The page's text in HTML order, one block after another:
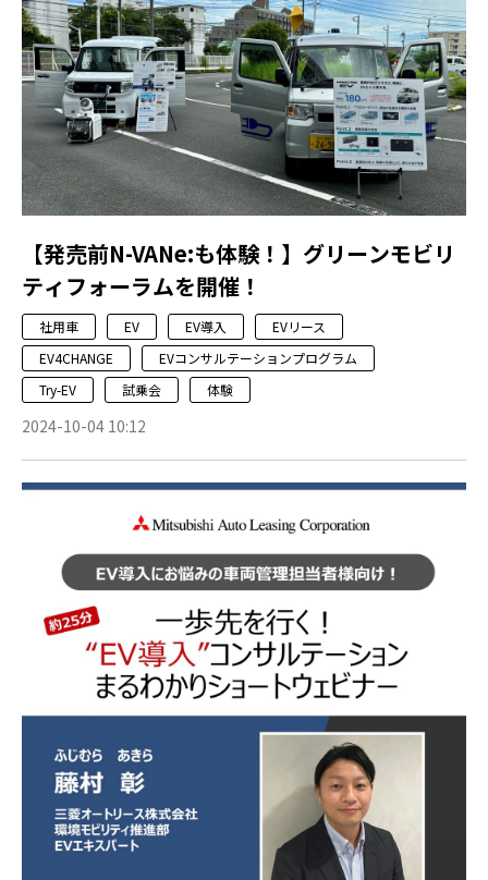
【発売前N-VANe:も体験！】グリーンモビリ
ティフォーラムを開催！
社用車 EV EV導入
EVリース
EV4CHANGE
EVコンサルテーションプログラム
Try-EV
試乗会 体験
2024-10-04 10:12